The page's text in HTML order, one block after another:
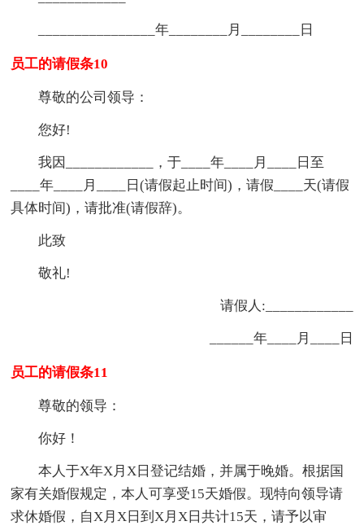
________________年________月________日
员工的请假条10
尊敬的公司领导：
您好!
我因____________，于____年____月____日至
____年____月____日(请假起止时间)，请假____天(请假
具体时间)，请批准(请假辞)。
此致
敬礼!
请假人:____________
______年____月____日
员工的请假条11
尊敬的领导：
你好！
本人于X年X月X日登记结婚，并属于晚婚。根据国
家有关婚假规定，本人可享受15天婚假。现特向领导请
求休婚假，自X月X日到X月X日共计15天，请予以审